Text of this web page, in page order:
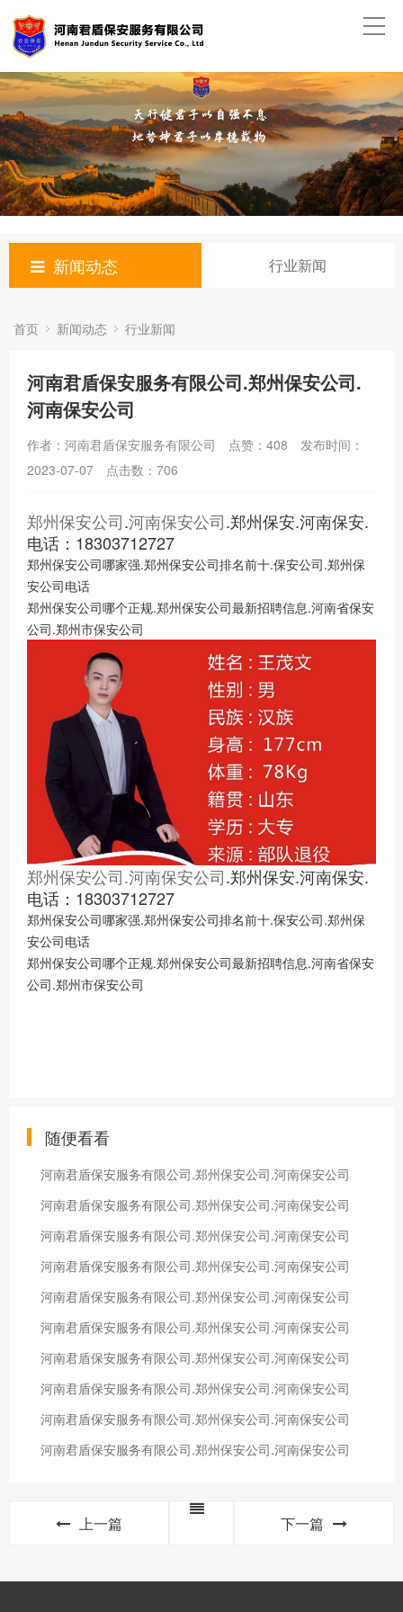
新闻动态 行业新闻
首页 新闻动态 行业新闻
河南君盾保安服务有限公司.郑州保安公司.
河南保安公司
作者：河南君盾保安服务有限公司 点赞：408
发布时间：
2023-07-07
点击数：706
郑州保安公司.河南保安公司.郑州保安.河南保安.
电话：18303712727
郑州保安公司哪家强.郑州保安公司排名前十.保安公司.郑州保
安公司电话
郑州保安公司哪个正规.郑州保安公司最新招聘信息.河南省保安
公司.郑州市保安公司
郑州保安公司.河南保安公司.郑州保安.河南保安.
电话：18303712727
郑州保安公司哪家强.郑州保安公司排名前十.保安公司.郑州保
安公司电话
郑州保安公司哪个正规.郑州保安公司最新招聘信息.河南省保安
公司.郑州市保安公司
随便看看
河南君盾保安服务有限公司.郑州保安公司.河南保安公司
河南君盾保安服务有限公司.郑州保安公司.河南保安公司
河南君盾保安服务有限公司.郑州保安公司.河南保安公司
河南君盾保安服务有限公司.郑州保安公司.河南保安公司
河南君盾保安服务有限公司.郑州保安公司.河南保安公司
河南君盾保安服务有限公司.郑州保安公司.河南保安公司
河南君盾保安服务有限公司.郑州保安公司.河南保安公司
河南君盾保安服务有限公司.郑州保安公司.河南保安公司
河南君盾保安服务有限公司.郑州保安公司.河南保安公司
河南君盾保安服务有限公司.郑州保安公司.河南保安公司
上一篇 下一篇